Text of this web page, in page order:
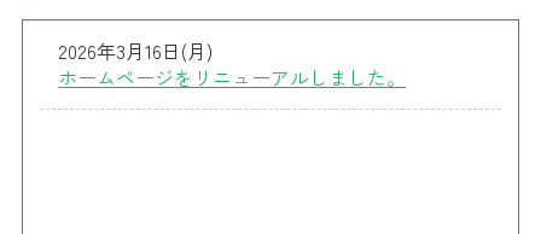
2026年3月16日(月)
ホームページをリニューアルしました。